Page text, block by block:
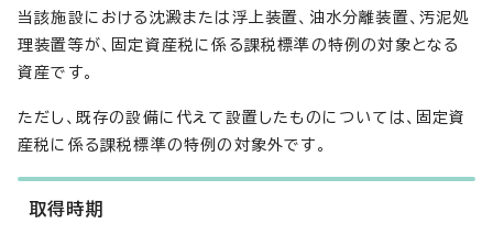
当該施設における沈澱または浮上装置、油水分離装置、汚泥処
理装置等が、固定資産税に係る課税標準の特例の対象となる
資産です。
ただし、既存の設備に代えて設置したものについては、固定資
産税に係る課税標準の特例の対象外です。
取得時期